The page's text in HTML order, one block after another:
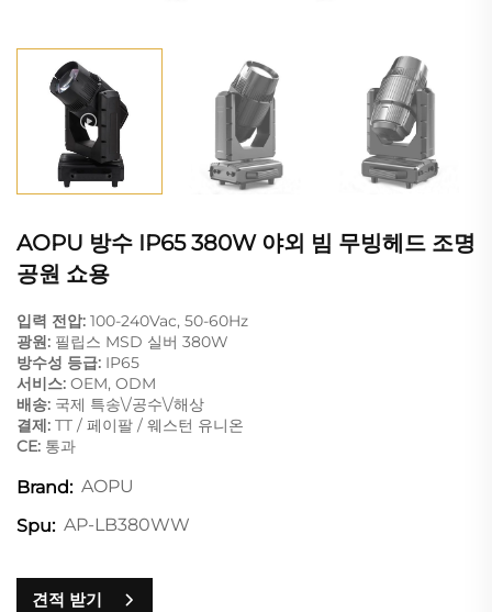
AOPU 방수 IP65 380W 야외 빔 무빙헤드 조명
공원 쇼용
입력 전압: 100-240Vac, 50-60Hz
광원: 필립스 MSD 실버 380W
방수성 등급: IP65
서비스: OEM, ODM
배송: 국제 특송\/공수\/해상
결제: TT / 페이팔 / 웨스턴 유니온
CE: 통과
Brand: AOPU
Spu: AP-LB380WW
견적 받기